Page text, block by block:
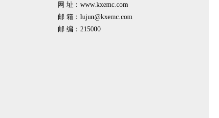
网 址：www.kxemc.com
邮 箱： lujun@kxemc.com
邮 编：215000